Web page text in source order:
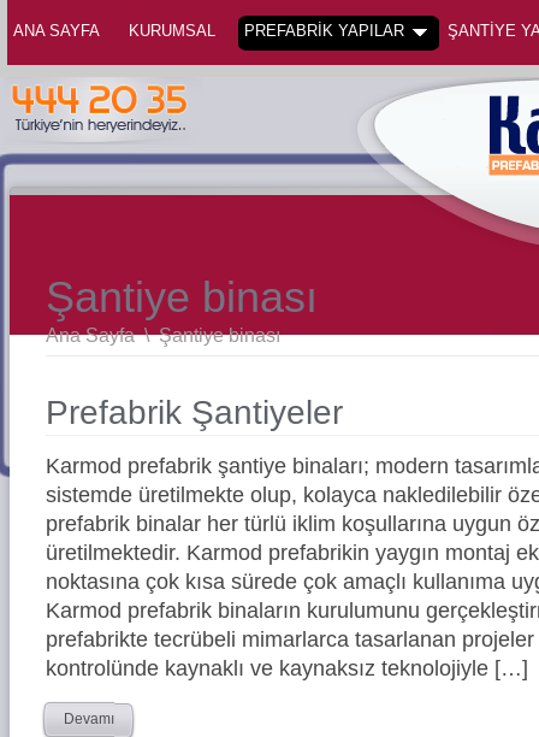
ANA SAYFA KURUMSAL PREFABRİK YAPILAR ŞANTİYE
Şantiye binası
Ana Sayfa \Şantiye binası
Prefabrik Şantiyeler
Karmod prefabrik şantiye binaları; modern
sistemde üretilmekte olup, kolayca nakledilebilir
prefabrik binalar her türlü iklim koşullarına uygun
üretilmektedir. Karmod prefabrikin yaygın montaj
noktasına çok kısa sürede çok amaçlı kullanıma
Karmod prefabrik binaların kurulumunu
prefabrikte tecrübeli mimarlarca tasarlanan
kontrolünde kaynaklı ve kaynaksız teknolojiyle […]
Devamı